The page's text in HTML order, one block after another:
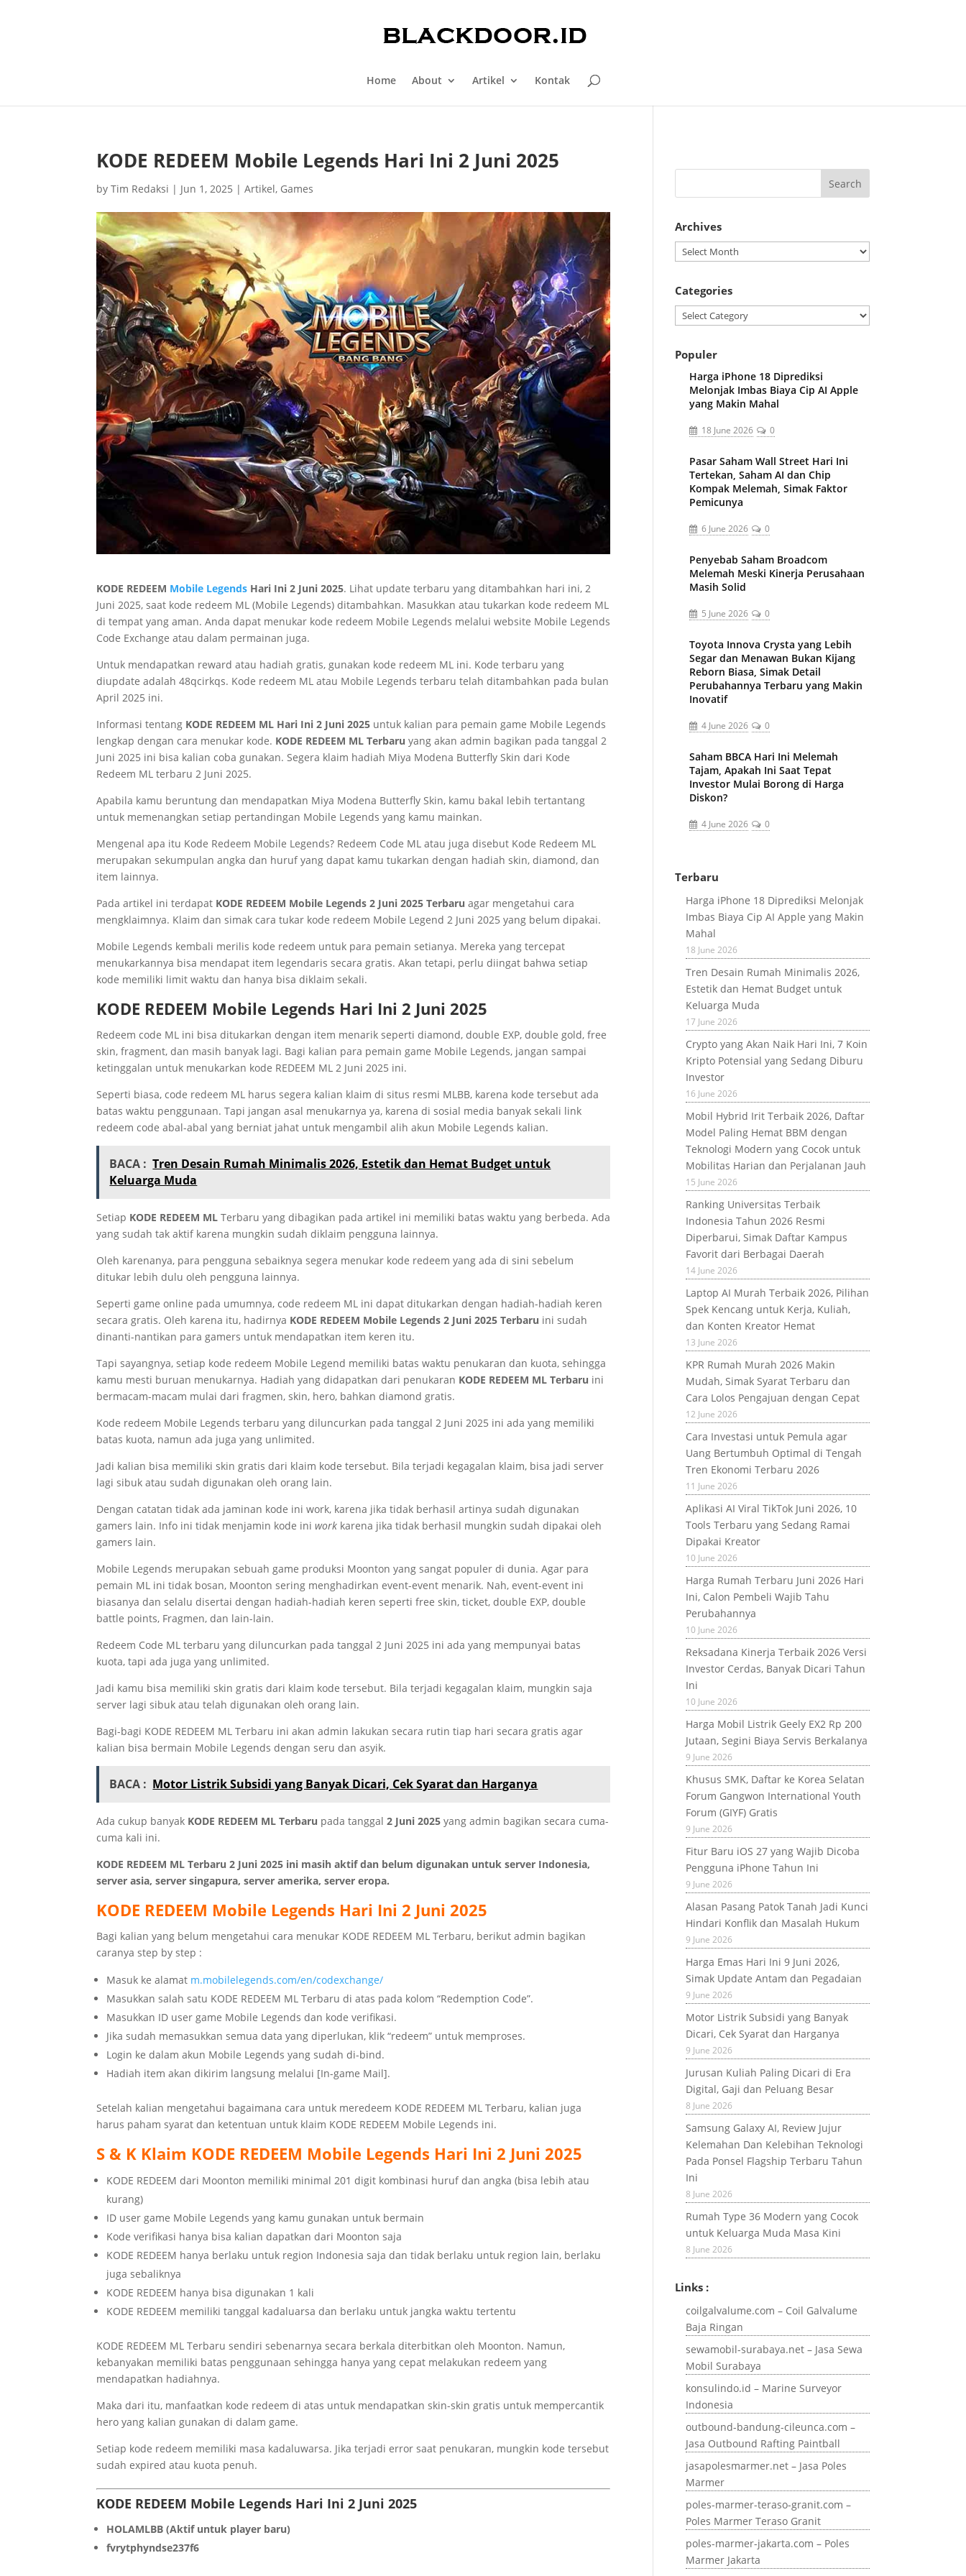
Home About Artikel Kontak
KODE REDEEM Mobile Legends Hari Ini 2 Juni 2025
byTim Redaksi | Jun 1, 2025 |Artikel, Games
KODE REDEEM Mobile Legends Hari Ini 2 Juni 2025. Lihat update terbaru yang ditambahkan hari ini, 2
Juni 2025, saat kode redeem ML (Mobile Legends) ditambahkan. Masukkan atau tukarkan kode redeem ML
di tempat yang aman. Anda dapat menukar kode redeem Mobile Legends melalui website Mobile Legends
Code Exchange atau dalam permainan juga.
Untuk mendapatkan reward atau hadiah gratis, gunakan kode redeem ML ini. Kode terbaru yang
diupdate adalah 48qcirkqs. Kode redeem ML atau Mobile Legends terbaru telah ditambahkan pada bulan
April 2025 ini.
Informasi tentang KODE REDEEM ML Hari Ini 2 Juni 2025 untuk kalian para pemain game Mobile Legends
lengkap dengan cara menukar kode. KODE REDEEM ML Terbaru yang akan admin bagikan pada tanggal 2
Juni 2025 ini bisa kalian coba gunakan. Segera klaim hadiah Miya Modena Butterfly Skin dari Kode
Redeem ML terbaru 2 Juni 2025.
Apabila kamu beruntung dan mendapatkan Miya Modena Butterfly Skin, kamu bakal lebih tertantang
untuk memenangkan setiap pertandingan Mobile Legends yang kamu mainkan.
Mengenal apa itu Kode Redeem Mobile Legends? Redeem Code ML atau juga disebut Kode Redeem ML
merupakan sekumpulan angka dan huruf yang dapat kamu tukarkan dengan hadiah skin, diamond, dan
item lainnya.
Pada artikel ini terdapat KODE REDEEM Mobile Legends 2 Juni 2025 Terbaru agar mengetahui cara
mengklaimnya. Klaim dan simak cara tukar kode redeem Mobile Legend 2 Juni 2025 yang belum dipakai.
Mobile Legends kembali merilis kode redeem untuk para pemain setianya. Mereka yang tercepat
menukarkannya bisa mendapat item legendaris secara gratis. Akan tetapi, perlu diingat bahwa setiap
kode memiliki limit waktu dan hanya bisa diklaim sekali.
KODE REDEEM Mobile Legends Hari Ini 2 Juni 2025
Redeem code ML ini bisa ditukarkan dengan item menarik seperti diamond, double EXP, double gold, free
skin, fragment, dan masih banyak lagi. Bagi kalian para pemain game Mobile Legends, jangan sampai
ketinggalan untuk menukarkan kode REDEEM ML 2 Juni 2025 ini.
Seperti biasa, code redeem ML harus segera kalian klaim di situs resmi MLBB, karena kode tersebut ada
batas waktu penggunaan. Tapi jangan asal menukarnya ya, karena di sosial media banyak sekali link
redeem code abal-abal yang berniat jahat untuk mengambil alih akun Mobile Legends kalian.
BACA : Tren Desain Rumah Minimalis 2026, Estetik dan Hemat Budget untuk
Keluarga Muda
Setiap KODE REDEEM ML Terbaru yang dibagikan pada artikel ini memiliki batas waktu yang berbeda. Ada
yang sudah tak aktif karena mungkin sudah diklaim pengguna lainnya.
Oleh karenanya, para pengguna sebaiknya segera menukar kode redeem yang ada di sini sebelum
ditukar lebih dulu oleh pengguna lainnya.
Seperti game online pada umumnya, code redeem ML ini dapat ditukarkan dengan hadiah-hadiah keren
secara gratis. Oleh karena itu, hadirnya KODE REDEEM Mobile Legends 2 Juni 2025 Terbaru ini sudah
dinanti-nantikan para gamers untuk mendapatkan item keren itu.
Tapi sayangnya, setiap kode redeem Mobile Legend memiliki batas waktu penukaran dan kuota, sehingga
kamu mesti buruan menukarnya. Hadiah yang didapatkan dari penukaran KODE REDEEM ML Terbaru ini
bermacam-macam mulai dari fragmen, skin, hero, bahkan diamond gratis.
Kode redeem Mobile Legends terbaru yang diluncurkan pada tanggal 2 Juni 2025 ini ada yang memiliki
batas kuota, namun ada juga yang unlimited.
Jadi kalian bisa memiliki skin gratis dari klaim kode tersebut. Bila terjadi kegagalan klaim, bisa jadi server
lagi sibuk atau sudah digunakan oleh orang lain.
Dengan catatan tidak ada jaminan kode ini work, karena jika tidak berhasil artinya sudah digunakan
gamers lain. Info ini tidak menjamin kode iniwork karena jika tidak berhasil mungkin sudah dipakai oleh
gamers lain.
Mobile Legends merupakan sebuah game produksi Moonton yang sangat populer di dunia. Agar para
pemain ML ini tidak bosan, Moonton sering menghadirkan event-event menarik. Nah, event-event ini
biasanya dan selalu disertai dengan hadiah-hadiah keren seperti free skin, ticket, double EXP, double
battle points, Fragmen, dan lain-lain.
Redeem Code ML terbaru yang diluncurkan pada tanggal 2 Juni 2025 ini ada yang mempunyai batas
kuota, tapi ada juga yang unlimited.
Jadi kamu bisa memiliki skin gratis dari klaim kode tersebut. Bila terjadi kegagalan klaim, mungkin saja
server lagi sibuk atau telah digunakan oleh orang lain.
Bagi-bagi KODE REDEEM ML Terbaru ini akan admin lakukan secara rutin tiap hari secara gratis agar
kalian bisa bermain Mobile Legends dengan seru dan asyik.
BACA : Motor Listrik Subsidi yang Banyak Dicari, Cek Syarat dan Harganya
Ada cukup banyak KODE REDEEM ML Terbaru pada tanggal2 Juni 2025 yang admin bagikan secara cuma-
cuma kali ini.
KODE REDEEM ML Terbaru 2 Juni 2025 ini masih aktif dan belum digunakan untuk server Indonesia,
server asia, server singapura, server amerika, server eropa.
KODE REDEEM Mobile Legends Hari Ini 2 Juni 2025
Bagi kalian yang belum mengetahui cara menukar KODE REDEEM ML Terbaru, berikut admin bagikan
caranya step by step :
Masuk ke alamat m.mobilelegends.com/en/codexchange/
Masukkan salah satu KODE REDEEM ML Terbaru di atas pada kolom “Redemption Code”.
Masukkan ID user game Mobile Legends dan kode verifikasi.
Jika sudah memasukkan semua data yang diperlukan, klik “redeem” untuk memproses.
Login ke dalam akun Mobile Legends yang sudah di-bind.
Hadiah item akan dikirim langsung melalui [In-game Mail].
Setelah kalian mengetahui bagaimana cara untuk meredeem KODE REDEEM ML Terbaru, kalian juga
harus paham syarat dan ketentuan untuk klaim KODE REDEEM Mobile Legends ini.
S & K Klaim KODE REDEEM Mobile Legends Hari Ini 2 Juni 2025
KODE REDEEM dari Moonton memiliki minimal 201 digit kombinasi huruf dan angka (bisa lebih atau
kurang)
ID user game Mobile Legends yang kamu gunakan untuk bermain
Kode verifikasi hanya bisa kalian dapatkan dari Moonton saja
KODE REDEEM hanya berlaku untuk region Indonesia saja dan tidak berlaku untuk region lain, berlaku
juga sebaliknya
KODE REDEEM hanya bisa digunakan 1 kali
KODE REDEEM memiliki tanggal kadaluarsa dan berlaku untuk jangka waktu tertentu
KODE REDEEM ML Terbaru sendiri sebenarnya secara berkala diterbitkan oleh Moonton. Namun,
kebanyakan memiliki batas penggunaan sehingga hanya yang cepat melakukan redeem yang
mendapatkan hadiahnya.
Maka dari itu, manfaatkan kode redeem di atas untuk mendapatkan skin-skin gratis untuk mempercantik
hero yang kalian gunakan di dalam game.
Setiap kode redeem memiliki masa kadaluwarsa. Jika terjadi error saat penukaran, mungkin kode tersebut
sudah expired atau kuota penuh.
KODE REDEEM Mobile Legends Hari Ini 2 Juni 2025
HOLAMLBB (Aktif untuk player baru)
fvrytphyndse237f6
Archives
Archives
Categories
Categories
Populer
Harga iPhone 18 Diprediksi
Melonjak Imbas Biaya Cip AI Apple
yang Makin Mahal
18 June 2026 0
Pasar Saham Wall Street Hari Ini
Tertekan, Saham AI dan Chip
Kompak Melemah, Simak Faktor
Pemicunya
6 June 2026 0
Penyebab Saham Broadcom
Melemah Meski Kinerja Perusahaan
Masih Solid
5 June 2026 0
Toyota Innova Crysta yang Lebih
Segar dan Menawan Bukan Kijang
Reborn Biasa, Simak Detail
Perubahannya Terbaru yang Makin
Inovatif
4 June 2026 0
Saham BBCA Hari Ini Melemah
Tajam, Apakah Ini Saat Tepat
Investor Mulai Borong di Harga
Diskon?
4 June 2026 0
Terbaru
Harga iPhone 18 Diprediksi Melonjak
Imbas Biaya Cip AI Apple yang Makin
Mahal
18 June 2026
Tren Desain Rumah Minimalis 2026,
Estetik dan Hemat Budget untuk
Keluarga Muda
17 June 2026
Crypto yang Akan Naik Hari Ini, 7 Koin
Kripto Potensial yang Sedang Diburu
Investor
16 June 2026
Mobil Hybrid Irit Terbaik 2026, Daftar
Model Paling Hemat BBM dengan
Teknologi Modern yang Cocok untuk
Mobilitas Harian dan Perjalanan Jauh
15 June 2026
Ranking Universitas Terbaik
Indonesia Tahun 2026 Resmi
Diperbarui, Simak Daftar Kampus
Favorit dari Berbagai Daerah
14 June 2026
Laptop AI Murah Terbaik 2026, Pilihan
Spek Kencang untuk Kerja, Kuliah,
dan Konten Kreator Hemat
13 June 2026
KPR Rumah Murah 2026 Makin
Mudah, Simak Syarat Terbaru dan
Cara Lolos Pengajuan dengan Cepat
12 June 2026
Cara Investasi untuk Pemula agar
Uang Bertumbuh Optimal di Tengah
Tren Ekonomi Terbaru 2026
11 June 2026
Aplikasi AI Viral TikTok Juni 2026, 10
Tools Terbaru yang Sedang Ramai
Dipakai Kreator
10 June 2026
Harga Rumah Terbaru Juni 2026 Hari
Ini, Calon Pembeli Wajib Tahu
Perubahannya
10 June 2026
Reksadana Kinerja Terbaik 2026 Versi
Investor Cerdas, Banyak Dicari Tahun
Ini
10 June 2026
Harga Mobil Listrik Geely EX2 Rp 200
Jutaan, Segini Biaya Servis Berkalanya
9 June 2026
Khusus SMK, Daftar ke Korea Selatan
Forum Gangwon International Youth
Forum (GIYF) Gratis
9 June 2026
Fitur Baru iOS 27 yang Wajib Dicoba
Pengguna iPhone Tahun Ini
9 June 2026
Alasan Pasang Patok Tanah Jadi Kunci
Hindari Konflik dan Masalah Hukum
9 June 2026
Harga Emas Hari Ini 9 Juni 2026,
Simak Update Antam dan Pegadaian
9 June 2026
Motor Listrik Subsidi yang Banyak
Dicari, Cek Syarat dan Harganya
9 June 2026
Jurusan Kuliah Paling Dicari di Era
Digital, Gaji dan Peluang Besar
8 June 2026
Samsung Galaxy AI, Review Jujur
Kelemahan Dan Kelebihan Teknologi
Pada Ponsel Flagship Terbaru Tahun
Ini
8 June 2026
Rumah Type 36 Modern yang Cocok
untuk Keluarga Muda Masa Kini
8 June 2026
Links :
coilgalvalume.com – Coil Galvalume
Baja Ringan
sewamobil-surabaya.net – Jasa Sewa
Mobil Surabaya
konsulindo.id – Marine Surveyor
Indonesia
outbound-bandung-cileunca.com –
Jasa Outbound Rafting Paintball
jasapolesmarmer.net – Jasa Poles
Marmer
poles-marmer-teraso-granit.com –
Poles Marmer Teraso Granit
poles-marmer-jakarta.com – Poles
Marmer Jakarta